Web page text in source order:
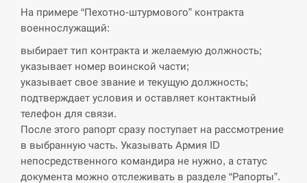
14:10
збільшення потоку води до…
СЕРПЕНЬ
13:53
В Москве пожаловались на “кратный рост” атак
СЕРПЕНЬ
13:40
Біля українського літака в аеропорту Лейпцига
виявили дрон, ймовірно, з…
На примере “Пехотно-штурмового” контракта
военнослужащий:
выбирает тип контракта и желаемую должность;
указывает номер воинской части;
указывает свое звание и текущую должность;
подтверждает условия и оставляет контактный
телефон для связи.
После этого рапорт сразу поступает на рассмотрение
в выбранную часть. Указывать Армия ID
непосредственного командира не нужно, а статус
документа можно отслеживать в разделе “Рапорты”.